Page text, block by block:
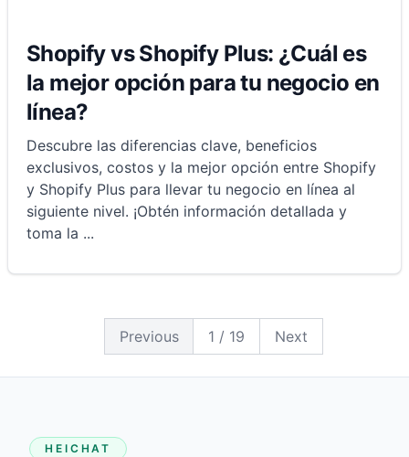
Shopify vs Shopify Plus: ¿Cuál es
la mejor opción para tu negocio en
línea?
Descubre las diferencias clave, beneficios
exclusivos, costos y la mejor opción entre Shopify
y Shopify Plus para llevar tu negocio en línea al
siguiente nivel. ¡Obtén información detallada y
toma la ...
Previous 1 / 19 Next18
19
HEICHAT